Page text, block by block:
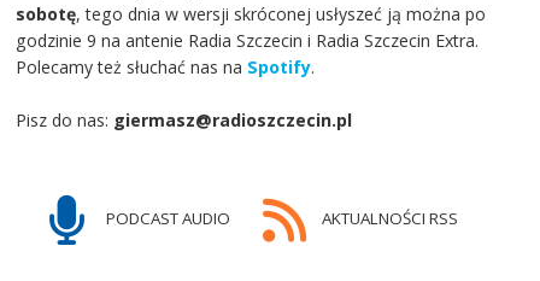
sobotę, tego dnia w wersji skróconej usłyszeć ją można po
godzinie 9 na antenie Radia Szczecin i Radia Szczecin Extra.
Polecamy też słuchać nas na Spotify.
Pisz do nas: giermasz@radioszczecin.pl
PODCAST AUDIO AKTUALNOŚCI RSS